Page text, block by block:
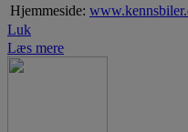
Hjemmeside:
Luk
Læs mere